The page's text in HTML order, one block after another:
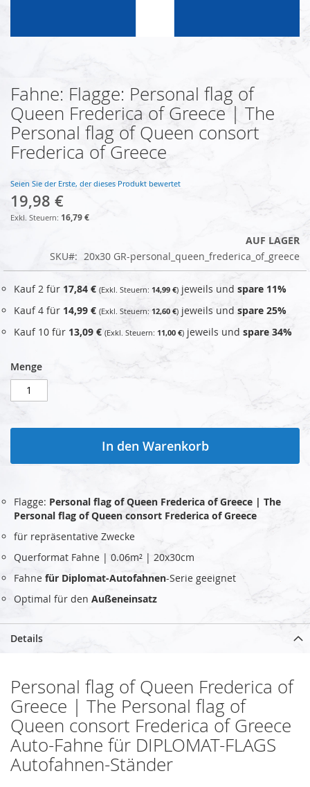
Zum
Anfang
der
Bildgalerie
springen
Fahne: Flagge: Personal flag of
Queen Frederica of Greece | The
Personal flag of Queen consort
Frederica of Greece
Seien Sie der Erste, der dieses Produkt bewertet
19,98 €
16,79 €
AUF LAGER
SKU
20x30 GR-personal_queen_frederica_of_greece
Kauf 2 für 17,84 € 14,99 € jeweils und spare 11%
Kauf 4 für 14,99 € 12,60 € jeweils und spare 25%
Kauf 10 für 13,09 € 11,00 € jeweils und spare 34%
Menge
In den Warenkorb
Flagge: Personal flag of Queen Frederica of Greece | The
Personal flag of Queen consort Frederica of Greece
für repräsentative Zwecke
Querformat Fahne | 0.06m² | 20x30cm
Fahne für Diplomat-Autofahnen-Serie geeignet
Optimal für den Außeneinsatz
Details
Personal flag of Queen Frederica of
Greece | The Personal flag of
Queen consort Frederica of Greece
Auto-Fahne für DIPLOMAT-FLAGS
Autofahnen-Ständer